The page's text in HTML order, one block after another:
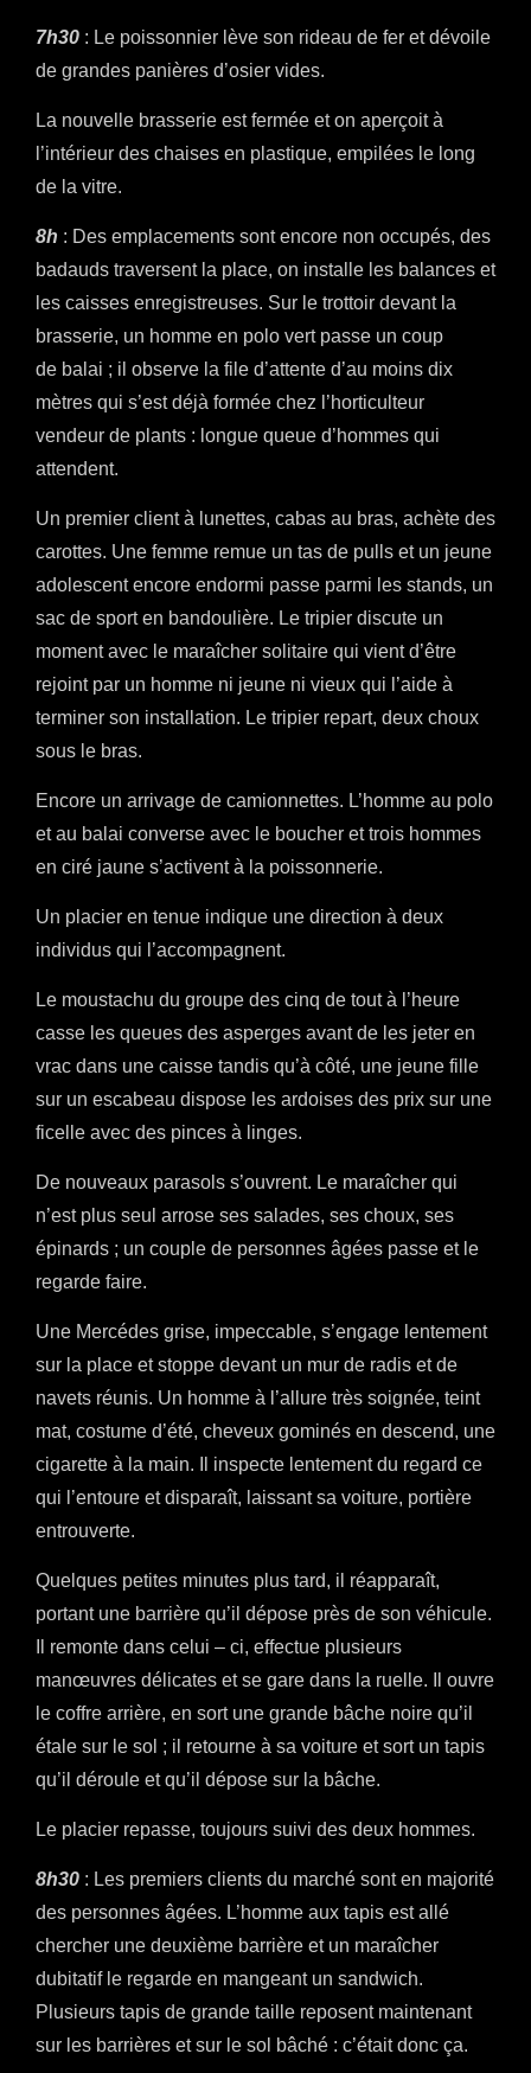
7h30 : Le poissonnier lève son rideau de fer et dévoile
de grandes panières d’osier vides.
La nouvelle brasserie est fermée et on aperçoit à
l’intérieur des chaises en plastique, empilées le long
de la vitre.
8h : Des emplacements sont encore non occupés, des
badauds traversent la place, on installe les balances et
les caisses enregistreuses. Sur le trottoir devant la
brasserie, un homme en polo vert passe un coup
de balai ; il observe la file d’attente d’au moins dix
mètres qui s’est déjà formée chez l’horticulteur
vendeur de plants : longue queue d’hommes qui
attendent.
Un premier client à lunettes, cabas au bras, achète des
carottes. Une femme remue un tas de pulls et un jeune
adolescent encore endormi passe parmi les stands, un
sac de sport en bandoulière. Le tripier discute un
moment avec le maraîcher solitaire qui vient d’être
rejoint par un homme ni jeune ni vieux qui l’aide à
terminer son installation. Le tripier repart, deux choux
sous le bras.
Encore un arrivage de camionnettes. L’homme au polo
et au balai converse avec le boucher et trois hommes
en ciré jaune s’activent à la poissonnerie.
Un placier en tenue indique une direction à deux
individus qui l’accompagnent.
Le moustachu du groupe des cinq de tout à l’heure
casse les queues des asperges avant de les jeter en
vrac dans une caisse tandis qu’à côté, une jeune fille
sur un escabeau dispose les ardoises des prix sur une
ficelle avec des pinces à linges.
De nouveaux parasols s’ouvrent. Le maraîcher qui
n’est plus seul arrose ses salades, ses choux, ses
épinards ; un couple de personnes âgées passe et le
regarde faire.
Une Mercédes grise, impeccable, s’engage lentement
sur la place et stoppe devant un mur de radis et de
navets réunis. Un homme à l’allure très soignée, teint
mat, costume d’été, cheveux gominés en descend, une
cigarette à la main. Il inspecte lentement du regard ce
qui l’entoure et disparaît, laissant sa voiture, portière
entrouverte.
Quelques petites minutes plus tard, il réapparaît,
portant une barrière qu’il dépose près de son véhicule.
Il remonte dans celui – ci, effectue plusieurs
manœuvres délicates et se gare dans la ruelle. Il ouvre
le coffre arrière, en sort une grande bâche noire qu’il
étale sur le sol ; il retourne à sa voiture et sort un tapis
qu’il déroule et qu’il dépose sur la bâche.
Le placier repasse, toujours suivi des deux hommes.
8h30 : Les premiers clients du marché sont en majorité
des personnes âgées. L’homme aux tapis est allé
chercher une deuxième barrière et un maraîcher
dubitatif le regarde en mangeant un sandwich.
Plusieurs tapis de grande taille reposent maintenant
sur les barrières et sur le sol bâché : c’était donc ça.